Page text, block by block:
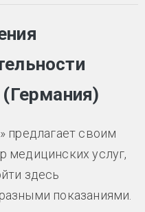
(Германия)
предлагает своим
медицинских услуг,
здесь
показаниями.